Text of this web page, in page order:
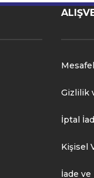
Gizlilik
İptal
Kişisel
İade